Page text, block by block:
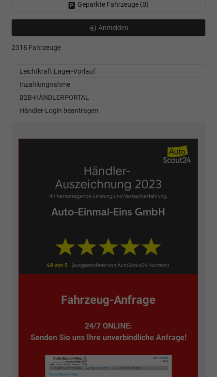
Geparkte Fahrzeuge (0)
Anmelden
2318 Fahrzeuge
Leichtkraft Lager-Vorlauf
Inzahlungnahme
B2B-HÄNDLERPORTAL
Händler-Login beantragen
Fahrzeug-Anfrage
24/7 ONLINE:
Senden Sie uns Ihre unverbindliche Anfrage!